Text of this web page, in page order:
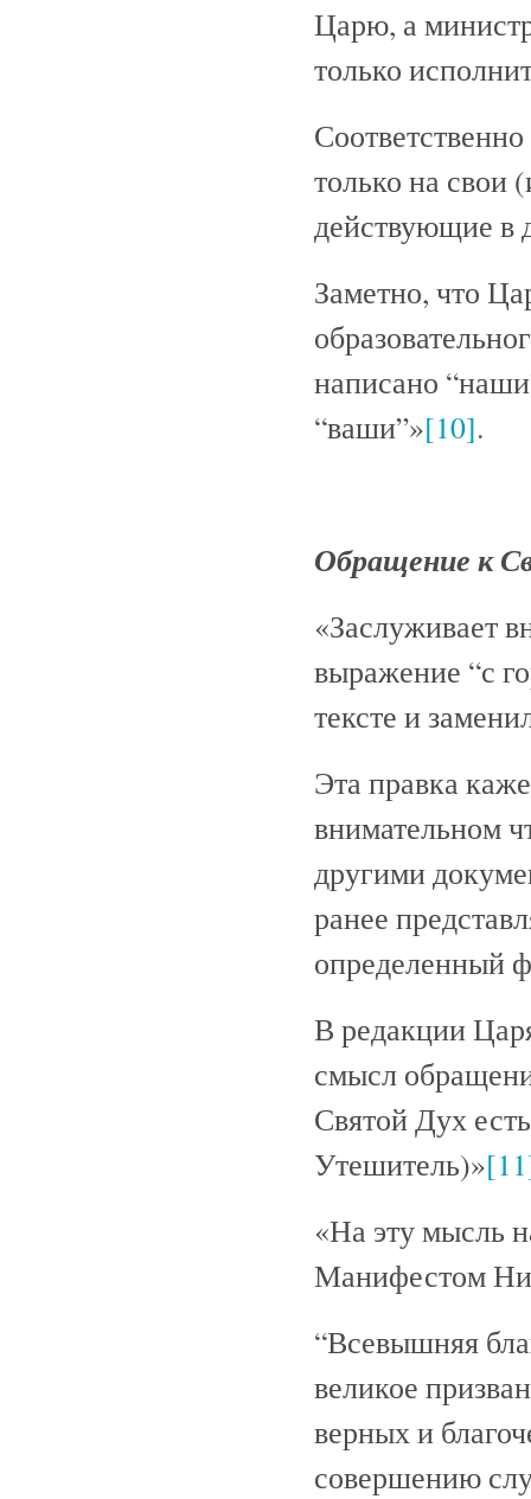
Царю, а
только
только на свои
действующие в
Заметно, что
написано
“ваши”»[10].
Обращение к
«Заслуживает
выражение “с
тексте и
Эта правка
внимательном
другими
ранее
определенный
В редакции
смысл
Святой Дух
Утешитель)»
«На эту мысль
Манифестом
“Всевышняя
великое
верных и
совершению